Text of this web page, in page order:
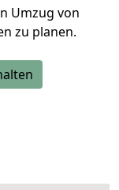
Umzug von
zu planen.